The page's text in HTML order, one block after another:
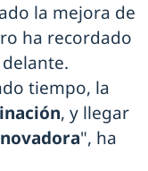
la mejora de
ha recordado
tiempo, la
, y llegar
", ha